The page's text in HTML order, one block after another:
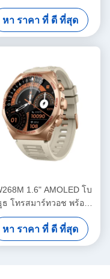
BT โทรแบบ
หา ราคา ที่ ดี ที่สุด
1.6" AMOLED โบ
ธ โทรสมาร์ทวอช พร้อม
จอกลมขนาดใหญ่
หา ราคา ที่ ดี ที่สุด